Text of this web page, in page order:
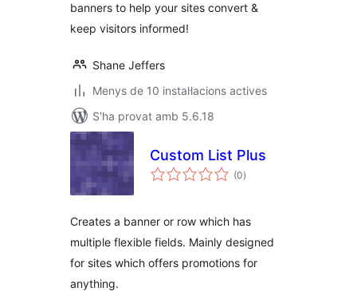
banners to help your sites convert &
keep visitors informed!
Shane Jeffers
Menys de 10 instal·lacions actives
S'ha provat amb 5.6.18
Custom List Plus
(0puntuacions
totals
)
Creates a banner or row which has
multiple flexible fields. Mainly designed
for sites which offers promotions for
anything.